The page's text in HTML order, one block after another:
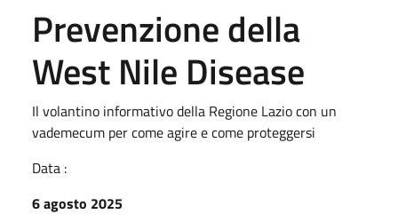
Prevenzione della
West Nile Disease
Il volantino informativo della Regione Lazio con un
vademecum per come agire e come proteggersi
Data :
6 agosto 2025